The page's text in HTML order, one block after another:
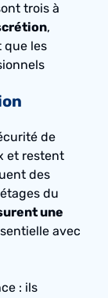
trois à
,
que les
de
et restent
des
du
une
avec
: ils